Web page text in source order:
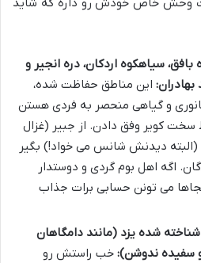
وحش خاص خودش رو داره که شاید
سیاهکوه اردکان، دره انجیر و
بهادران: این مناطق حفاظت شده،
و گیاهی منحصر به فردی هستن
سخت کویر وفق دادن. از جبیر (غزال
(البته دیدنش شانس می خواد!) بگیر
اگه اهل بوم گردی و دوستدار
می تونن حسابی برات جذاب
شده یزد (مانند دامگاهان
سفیده ندوشن): خب راستش رو